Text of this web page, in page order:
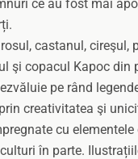
ce au fost mai
castanul, cireşul,
şi copacul Kapoc din
pe rând
creativitatea şi
cu
în parte.